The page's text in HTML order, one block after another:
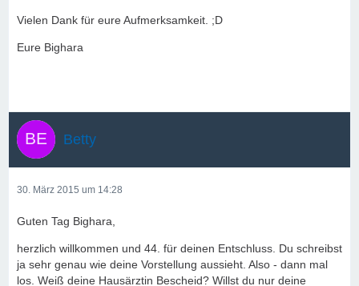
Vielen Dank für eure Aufmerksamkeit. ;D
Eure Bighara
Betty
30. März 2015 um 14:28
Guten Tag Bighara,
herzlich willkommen und 44. für deinen Entschluss. Du schreibst
ja sehr genau wie deine Vorstellung aussieht. Also - dann mal
los. Weiß deine Hausärztin Bescheid? Willst du nur deine